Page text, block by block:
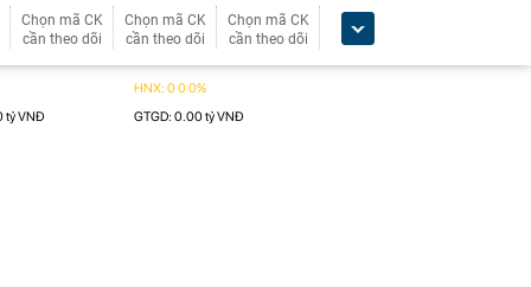
Chọn mã CK
cần theo dõi
Chọn mã CK
cần theo dõi
Chọn mã CK
cần theo dõi